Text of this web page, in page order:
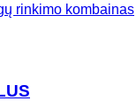
rinkimo kombainas